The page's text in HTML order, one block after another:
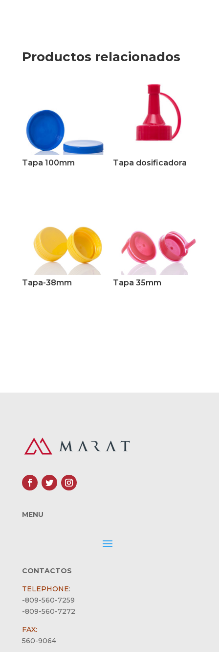
Productos relacionados
Tapa 100mm Tapa dosificadora
Tapa-38mm Tapa 35mm
MENU
CONTACTOS
TELEPHONE:
-809-560-7259
-809-560-7272
FAX:
560-9064